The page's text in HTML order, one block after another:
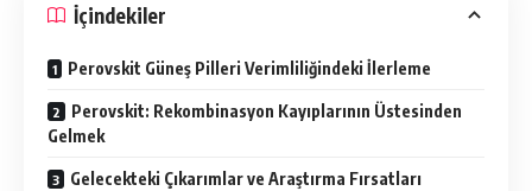
İçindekiler
Perovskit Güneş Pilleri Verimliliğindeki İlerleme
Perovskit: Rekombinasyon Kayıplarının Üstesinden
Gelmek
Gelecekteki Çıkarımlar ve Araştırma Fırsatları